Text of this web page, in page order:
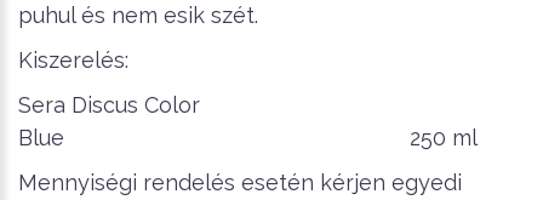
puhul és nem esik szét.
Kiszerelés:
Sera Discus Color
Blue 250 ml
Mennyiségi rendelés esetén kérjen egyedi